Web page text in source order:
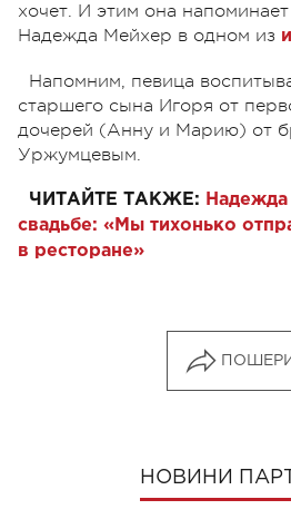
хочет. И этим она
Надежда Мейхер в одном из
Напомним, певица
старшего сына Игоря от
дочерей (Анну и Марию) от
Уржумцевым.
ЧИТАЙТЕ ТАКЖЕ:
свадьбе: «Мы тихонько
в ресторане»
НОВИНИ